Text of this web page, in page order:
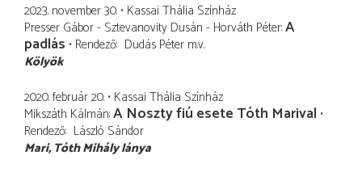
2023. november 30. Kassai Thália Színház
Presser Gábor - Sztevanovity Dusán - Horváth Péter A
padlás Rendező Dudás Péter m.v.
Kölyök
2020. február 20. Kassai Thália Színház
Mikszáth Kálmán A Noszty fiú esete Tóth Marival
Rendező László Sándor
Mari Tóth Mihály lánya